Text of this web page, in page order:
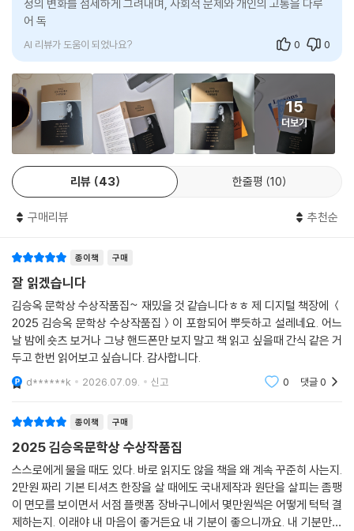
“유자는 사기꾼 최와 연애를 했던 게 아니었다. 그러나 곧이어 정말 아니었
을까 하는 생각이 들었고, 그게 아니라면 뭐였는가 하는 생각이 들었고, 그
러면 죽을 만큼 창피한 마음이 들었다. 온몸이 뜨거운 프라이팬에 볶이는
듯 펄펄 뛰게 화가 나던 마음이 부끄러움과 괴로움으로 자글자글 끓었다.
그런데 부끄러운 것보다 더 부끄러운 것은 어떤 말로 표현할 수 있을까. 부
끄러운 것보다 더 부끄러운 것은 없어서 자꾸 설명을 하려고 들게 되는 건
가.”
□ 1983년 조선일보 신춘문예에 단편소설 「상실의 계절」이 당선되어 등
단. 한국일보문학상, 현대문학상, 이상문학상, 이수문학상, 대산문학상, 동
인문학상, 황순원문학상, 오영수문학상 등 수상.
김혜진 「빈티지 엽서」
소설은 친절과 선의 나누기의 어려움으로 시작해 익숙한 일상 지키기의 어
려움으로 이어지며 한 겹 더 나아간다. 단순한 엽서 읽기에서 마음 들여다
보기로. 빈티지 엽서를 읽는 ‘그녀’는 어느새 희미해졌거나 놓쳐버렸을지
모를 꿈을 간직한 ‘나’의 이야기로 되돌아와 이제 여기 놓여 있다. 소설에서
작가가 집중한 힘, 문장을 고른 세심함과 함께 또다른 해석을 기다리며._
조경란(소설가)
“어디서 난 거야? 읽을 수도 없는 이런 걸 뭐하러 가지고 있어. 서랍도 복잡
한데.
그가 말했고 그녀가 답했다.
왜 못 읽어? 얼마든지 읽지. 읽어줘?
그러곤 엽서를 내려다보며 문장을 읽었다. 아니, 읽는 척했다.
우리가 지금과 같은 삶을 살게 된 건 사소한 용기가 부족했기 때문이에요.
브가 겹쳐지며 반복되는 구절, 그곳에서 피어나는 섬세하고 예민한 감정들
이 한데 뒤섞여 독자를 단숨에 사로잡는다. 그리하여 “약간의 불안과 설렘
을 감각하며 낯선 세계의 윤곽을 더듬어보는 사건”(김미정 리뷰)으로 소
설을 받아들이는 새롭고 신비한 체험에 초대된다.
「돌아오는 밤」은 2024년 겨울 우리에게 가장 문제적이었던 12.3 계엄 사
태를 전면에 내세운다. 계엄 당일 밤부터 다음날 새벽까지 아무도 없는 거
리에 갇혀 정신적, 물리적 폭력을 당하는 화자는 그날 밤 공포에 그대로 노
출되었던 시민들을 떠올리게 한다. 도움을 청할 곳도 없이 방전된 핸드폰
과 덩그러니 남은 화자는 소설의 도입부터 짙게 맴도는 죽음의 영향 아래
놓여 있다. 허나 상황에서 계속 소외되어 있던 화자를 다시 “주체로 귀
환”(김화영 리뷰)시키고 삶을 추구하게 하는 방식으로 미래를 기대하게
것이다.
「문제없는, 하루」 역시 이스라엘의 팔레스타인 집단 학살을 중심으로 가장
최신의 사회문제를 소설 곳곳에 배치해두었다. 학살 등은 나와 상관없는
이야기쯤으로 치부해버리고 평범한 일상을 유지하려는 화자는 기후 문제
로 업무에 영향이 생기면서 이 세상의 폭력성이 이미 곳곳에 뿌리내리고
있으며 모두 연관되어 있음을 깨닫기 시작한다. 자칫 전 지구적 문제를 한
낱 개인의 노력만으로는 바꿀 수 없다는 무력감으로 빠지기 쉬우나 소설은
다는 선언만으로도 다른 곳을 향해 나가기 시작한 것은 아니냐고 조심스럽
게 말하”(소영현 리뷰)는 황정은식 희망은 이 작품을 시대에 반드시 필요
한 소설로 자리하게 한다.
정의 변화를 섬세하게 그려내며, 사회적 문제와 개인의 고통을 다루
어 독자에게 깊은 성찰을 유도한다. 각 작품은 독특한 시각과 감성
AI 리뷰가 도움이 되었나요? 0 0
15
더보기
리뷰 43 한줄평 10
구매리뷰 추천순
종이책 구매
잘 읽겠습니다
김승옥 문학상 수상작품집~ 재밌을 것 같습니다ㅎㅎ 제 디지털 책장에 ＜
2025 김승옥 문학상 수상작품집＞이 포함되어 뿌듯하고 설레네요. 어느
날 밤에 숏츠 보거나 그냥 핸드폰만 보지 말고 책 읽고 싶을때 간식 같은 거
두고 한번 읽어보고 싶습니다. 감사합니다.
d******k 2026.07.09. 신고 0 댓글0
종이책 구매
2025 김승옥문학상 수상작품집
스스로에게 물을 때도 있다. 바로 읽지도 않을 책을 왜 계속 꾸준히 사는지.
2만원 짜리 기본 티셔츠 한장을 살 때에도 국내제작과 원단을 살피는 좀팽
이 면모를 보이면서 서점 플랫폼 장바구니에서 몇만원씩은 어떻게 턱턱 결
제하는지. 이래야 내 마음이 좋거든요 내 기분이 좋으니까요. 내 기분만큼